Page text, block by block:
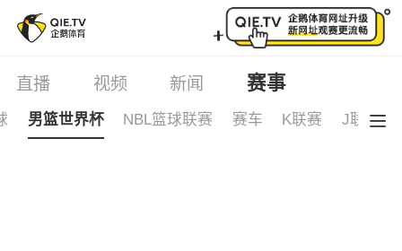
直播 视频 新闻 赛事
男篮世界杯 NBL篮球联赛 赛车 K联赛 J联赛